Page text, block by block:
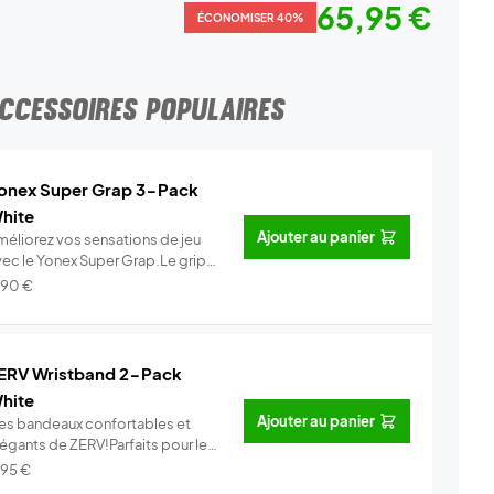
ÉCONOMISER 40% 65,95 €
POPULAIRES
Super Grap 3-Pack
vos sensations de jeu
le Yonex Super Grap.Le grip
Info
€
Ajouter au panier
Wristband 2-Pack
bandeaux confortables et
de ZERV!Parfaits pour le
Info
€
Ajouter au panier